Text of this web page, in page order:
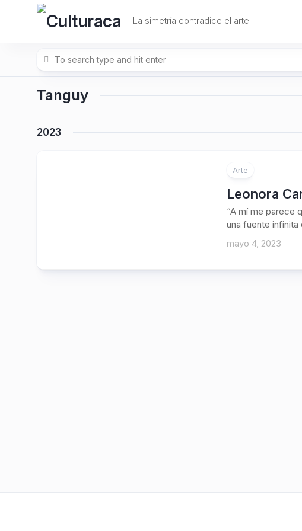
La simetría contradice el arte.
Tanguy
2023
Arte
Leonora
“A mí me parece
una fuente
mayo 4, 2023